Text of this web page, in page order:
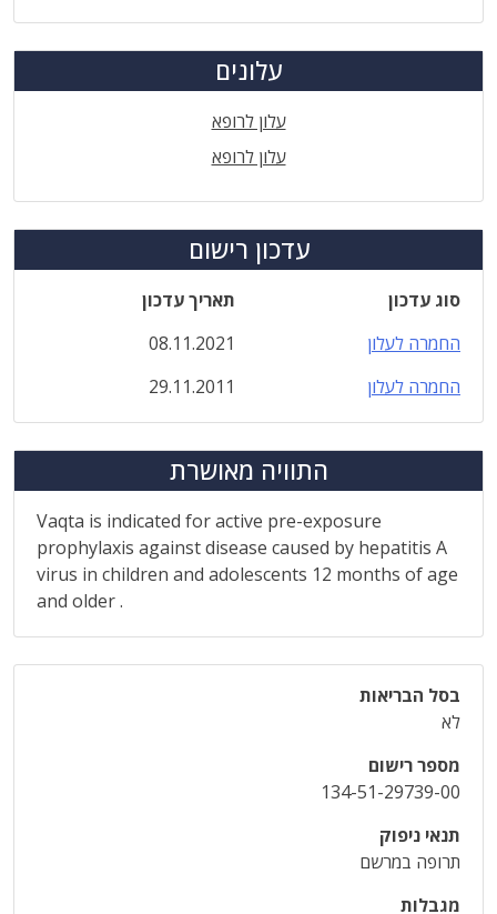
עלונים
עלון לרופא
עלון לרופא
עדכון רישום
סוג עדכון
תאריך עדכון
החמרה לעלון
08.11.2021
החמרה לעלון
29.11.2011
התוויה מאושרת
Vaqta is indicated for active pre-exposure
prophylaxis against disease caused by hepatitis A
virus in children and adolescents 12 months of age
and older .
בסל הבריאות
לא
מספר רישום
134-51-29739-00
תנאי ניפוק
תרופה במרשם
מגבלות